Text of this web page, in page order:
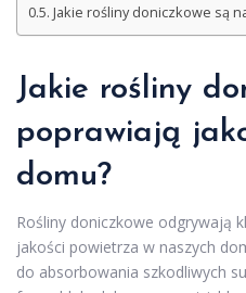
Jakie rośliny doniczkowe są
Jakie rośliny
poprawiają
domu?
Rośliny doniczkowe odgrywają
jakości powietrza w naszych
do absorbowania szkodliwych